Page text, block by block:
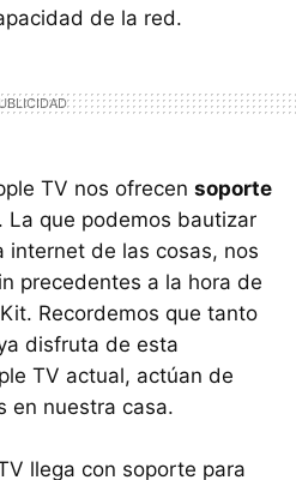
de la red.
TV nos ofrecen soporte
. La que podemos bautizar
internet de las cosas, nos
precedentes a la hora de
Recordemos que tanto
disfruta de esta
TV actual, actúan de
en nuestra casa.
llega con soporte para